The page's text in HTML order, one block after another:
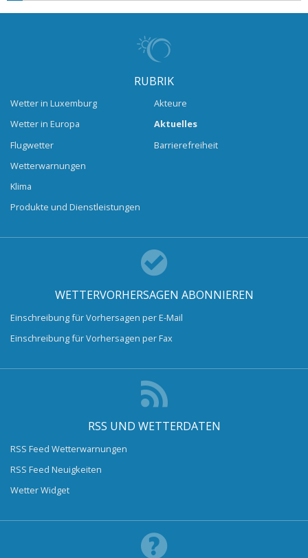
RUBRIK
Wetter in Luxemburg
Wetter in Europa
Flugwetter
Wetterwarnungen
Klima
Produkte und Dienstleistungen
Akteure
Aktuelles
Barrierefreiheit
WETTERVORHERSAGEN ABONNIEREN
Einschreibung für Vorhersagen per E-Mail
Einschreibung für Vorhersagen per Fax
RSS UND WETTERDATEN
RSS Feed Wetterwarnungen
RSS Feed Neuigkeiten
Wetter Widget